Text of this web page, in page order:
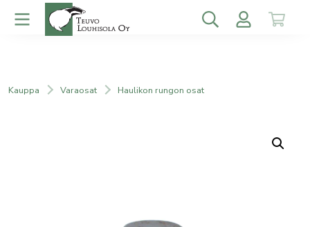
Kauppa Varaosat Haulikon rungon osat